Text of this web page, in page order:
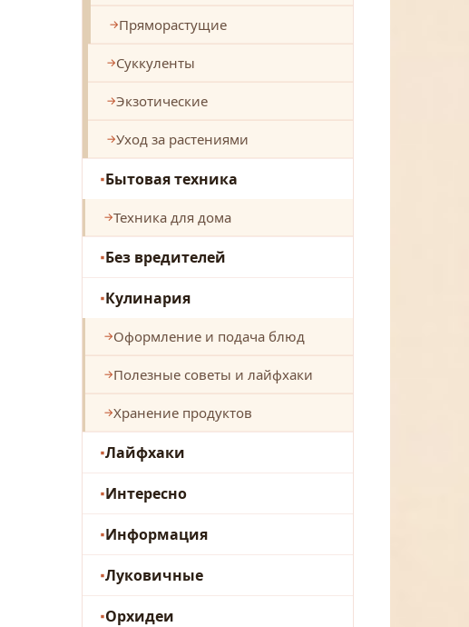
Пряморастущие
Суккуленты
Экзотические
Уход за растениями
Бытовая техника
Техника для дома
Без вредителей
Кулинария
Оформление и подача блюд
Полезные советы и лайфхаки
Хранение продуктов
Лайфхаки
Интересно
Информация
Луковичные
Орхидеи